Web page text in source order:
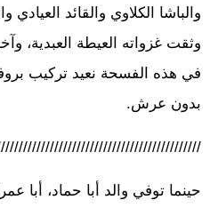
والباشا الكلاوي والقائد
وثقت غزواته العيطة العبدية،
في هذه الفسحة نعيد تركيب
بدون عرش.
حينما توفي والد أبا حماد،